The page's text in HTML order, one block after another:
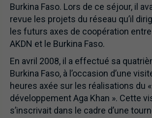
Burkina Faso. Lors de ce séjour, il
revue les projets du réseau qu’il
les futurs axes de coopération
AKDN et le Burkina Faso.
En avril 2008, il a effectué sa
Burkina Faso, à l’occasion d’une
heures axée sur les réalisations du
développement Aga Khan ». Cette
s’inscrivait dans le cadre d’une